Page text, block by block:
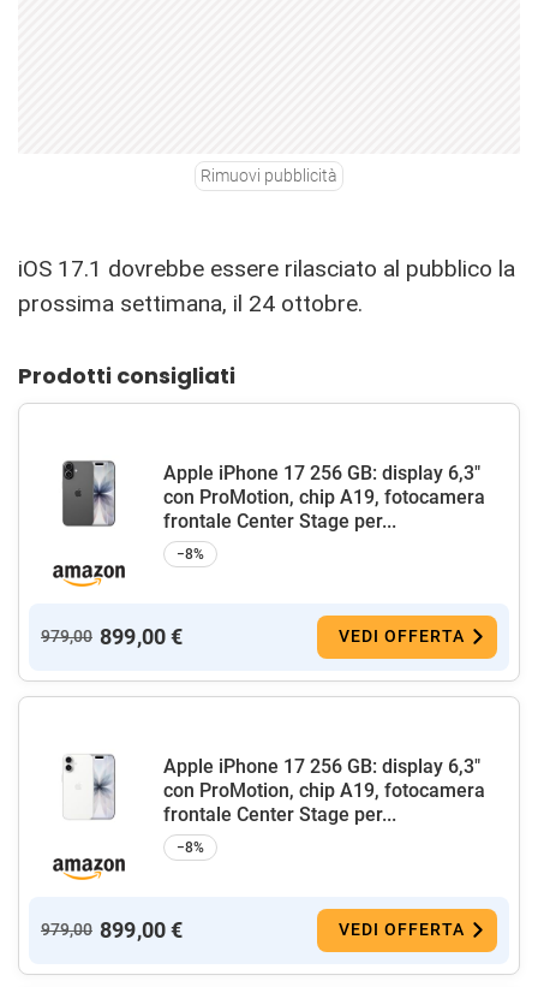
Rimuovi pubblicità
iOS 17.1 dovrebbe essere rilasciato al pubblico la
prossima settimana, il 24 ottobre.
Prodotti consigliati
Apple iPhone 17 256 GB: display 6,3"
con ProMotion, chip A19, fotocamera
frontale Center Stage per...
−8%
979,00 899,00 € VEDI OFFERTA
Apple iPhone 17 256 GB: display 6,3"
con ProMotion, chip A19, fotocamera
frontale Center Stage per...
−8%
979,00 899,00 € VEDI OFFERTA